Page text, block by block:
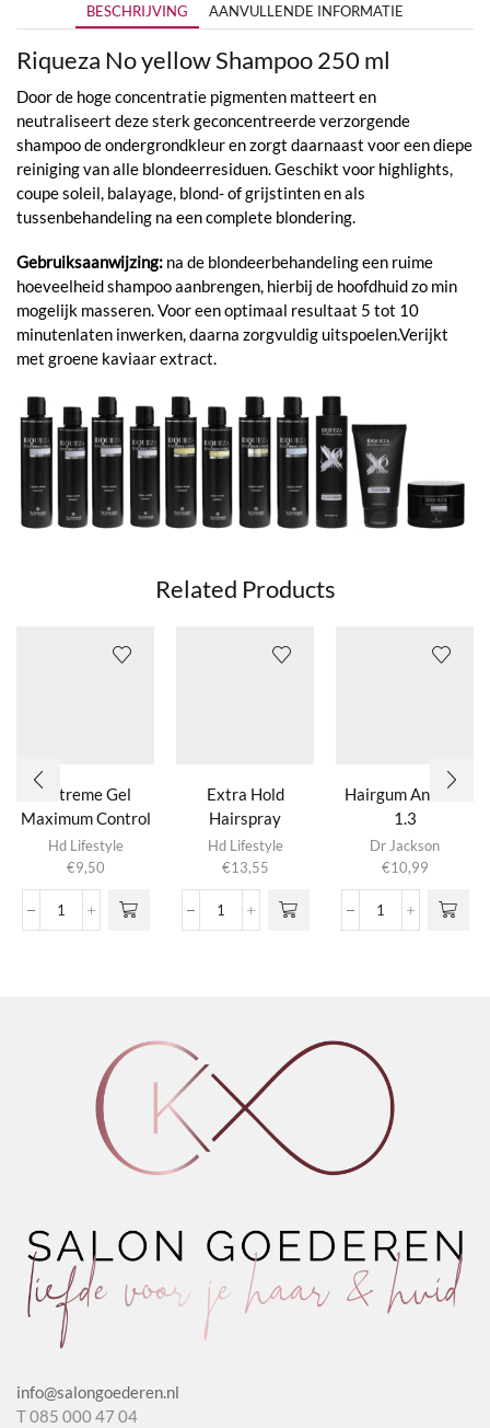
BESCHRIJVING AANVULLENDE INFORMATIE
Riqueza No yellow Shampoo 250 ml
Door de hoge concentratie pigmenten matteert en
neutraliseert deze sterk geconcentreerde verzorgende
shampoo de ondergrondkleur en zorgt daarnaast voor een diepe
reiniging van alle blondeerresiduen. Geschikt voor highlights,
coupe soleil, balayage, blond- of grijstinten en als
tussenbehandeling na een complete blondering.
Gebruiksaanwijzing: na de blondeerbehandeling een ruime
hoeveelheid shampoo aanbrengen, hierbij de hoofdhuid zo min
mogelijk masseren. Voor een optimaal resultaat 5 tot 10
minutenlaten inwerken, daarna zorgvuldig uitspoelen.Verijkt
met groene kaviaar extract.
Related Products
Extreme Gel
Maximum Control
Hd Lifestyle
€9,50
Extreme
Extra Hold
Hairspray
Hd Lifestyle
€13,55
Extra
Hairgum Antidot
1.3
Dr Jackson
€10,99
Hairgum
info@salongoederen.nl
T 085 000 47 04